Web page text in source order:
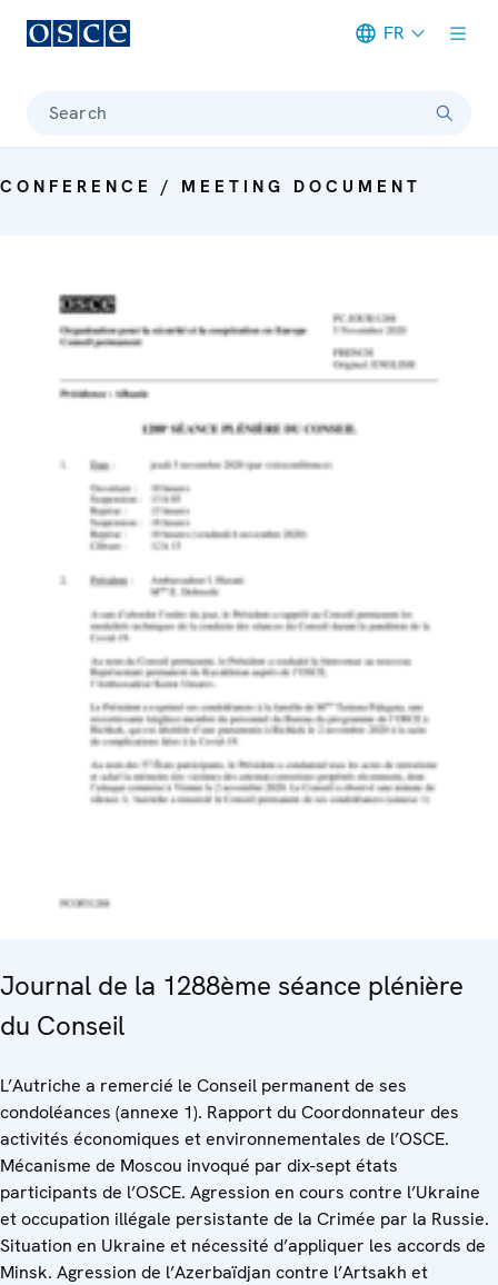
FR
Search
CONFERENCE / MEETING DOCUMENT
Journal de la 1288ème séance plénière
du Conseil
L’Autriche a remercié le Conseil permanent de ses
condoléances (annexe 1). Rapport du Coordonnateur des
activités économiques et environnementales de l’OSCE.
Mécanisme de Moscou invoqué par dix-sept états
participants de l’OSCE. Agression en cours contre l’Ukraine
et occupation illégale persistante de la Crimée par la Russie.
Situation en Ukraine et nécessité d’appliquer les accords de
Minsk. Agression de l’Azerbaïdjan contre l’Artsakh et